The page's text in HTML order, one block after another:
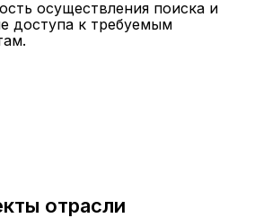
осуществления поиска и
доступа к требуемым
отрасли